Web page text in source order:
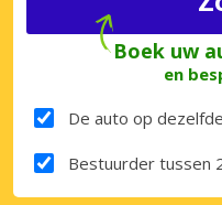
Boek uw
en
De auto op
Bestuurder tussen